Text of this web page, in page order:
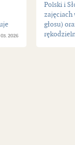
2026
Polski i
zajęciach
głosu)